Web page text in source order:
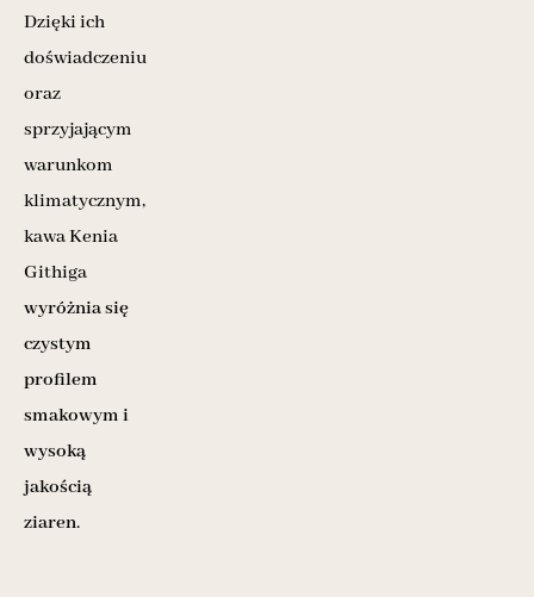
Dzięki ich
doświadczeniu
oraz
sprzyjającym
warunkom
klimatycznym,
kawa Kenia
Githiga
wyróżnia się
czystym
profilem
smakowym i
wysoką
jakością
ziaren.